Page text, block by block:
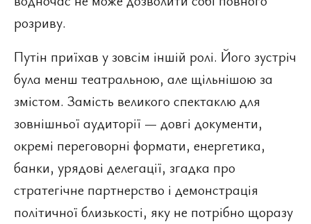
розриву.
Путін приїхав у зовсім іншій ролі. Його зустріч
була менш театральною, але щільнішою за
змістом. Замість великого спектаклю для
зовнішньої аудиторії — довгі документи,
окремі переговорні формати, енергетика,
банки, урядові делегації, згадка про
стратегічне партнерство і демонстрація
політичної близькості, яку не потрібно щоразу